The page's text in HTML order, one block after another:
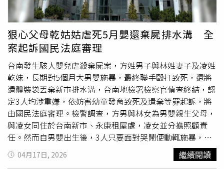
狠心父母乾姑姑虐死5月嬰還棄屍排水溝 全
案起訴國民法庭審理
台南發生駭人嬰兒虐殺棄屍案，方姓男子與林姓妻子及凌姓
乾妹，長期對5個月大男嬰施暴，最終聯手毆打致死，還將
遺體裝袋丟棄新市排水溝，台南地檢署檢察官偵查終結，認
定3人均涉重嫌，依妨害幼童發育致死及遺棄等罪起訴，將
由國民法庭審理。檢警調查，方男與林女為男嬰親生父母，
與凌女同住於台南新市、永康租屋處，凌女並分擔照顧責
任。然而自男嬰出生後，3人只要面對哭鬧便動輒施暴，包
含徒手毆打、持軟棒、拖鞋等工具攻擊，導致男嬰長期受
虐。法醫鑑定發現，男嬰生前已有肋骨及膝部多處陳舊性骨
04月17日, 2026 繼續閱讀